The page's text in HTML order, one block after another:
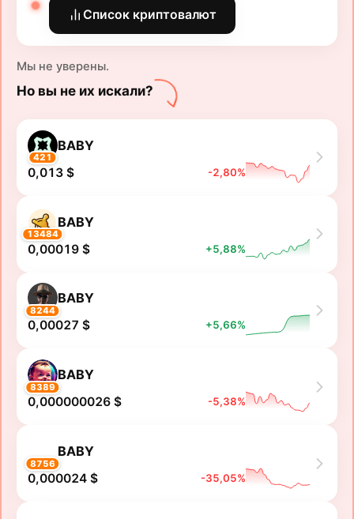
Список криптовалют
Мы не уверены.
Но вы не их искали?
421
BABY
0,013 $ -2,80%
13484
BABY
0,00019 $ +5,88%
8244
BABY
0,00027 $ +5,66%
8389
BABY
0,000000026 $ -5,38%
8756
BABY
0,000024 $ -35,05%